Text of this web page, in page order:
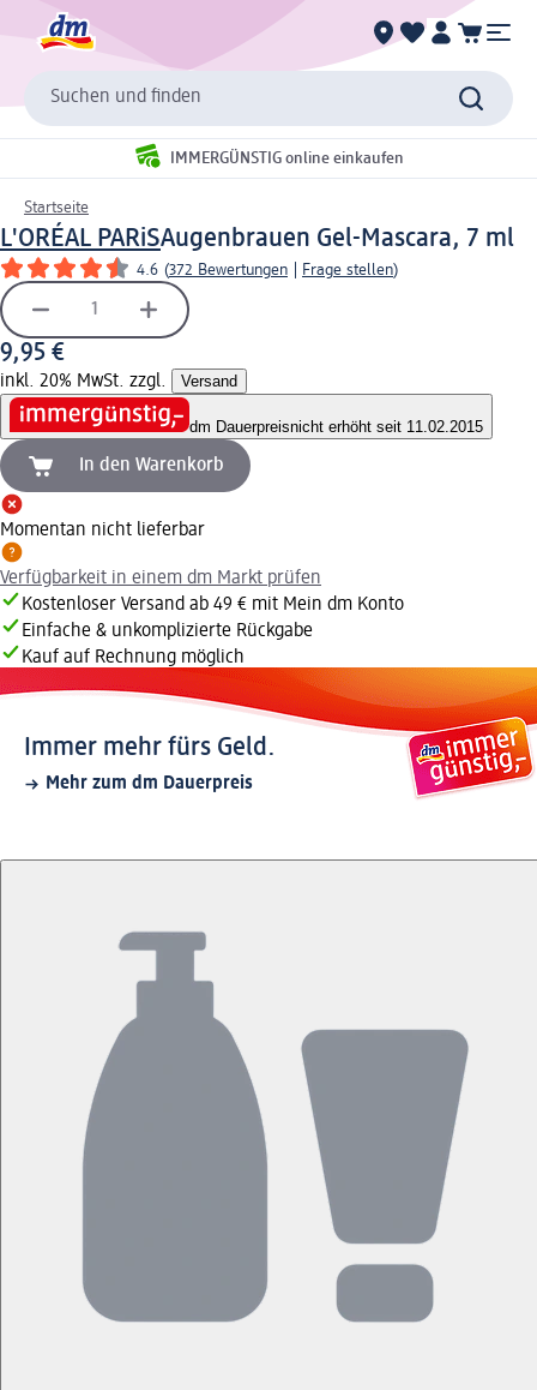
Suchen und finden
IMMERGÜNSTIG online einkaufen
Startseite
L'ORÉAL PARiSAugenbrauen Gel-Mascara, 7 ml
4.6 (372 Bewertungen Frage stellen)
9,95 €
inkl. 20% MwSt. zzgl. Versand
dm Dauerpreisnicht erhöht seit 11.02.2015
In den Warenkorb
Momentan nicht lieferbar
Verfügbarkeit in einem dm Markt prüfen
Kostenloser Versand ab 49 € mit Mein dm Konto
Einfache & unkomplizierte Rückgabe
Kauf auf Rechnung möglich
Immer mehr fürs Geld.
Mehr zum dm Dauerpreis